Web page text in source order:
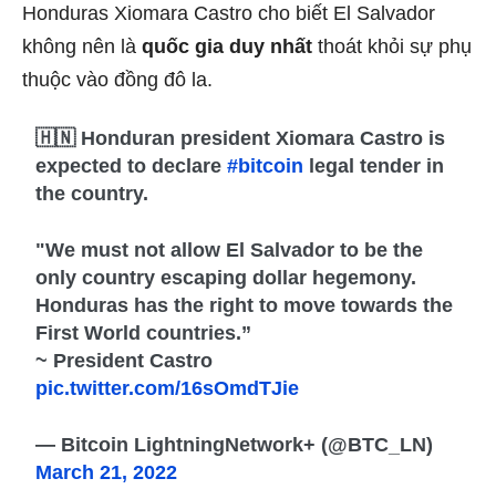
Honduras Xiomara Castro cho biết El Salvador
không nên là quốc gia duy nhất thoát khỏi sự phụ
thuộc vào đồng đô la.
🇭🇳 Honduran president Xiomara Castro is
expected to declare#bitcoin legal tender in
the country.
"We must not allow El Salvador to be the
only country escaping dollar hegemony.
Honduras has the right to move towards the
First World countries.”
~ President Castro
pic.twitter.com/16sOmdTJie
— Bitcoin LightningNetwork+ (@BTC_LN)
March 21, 2022